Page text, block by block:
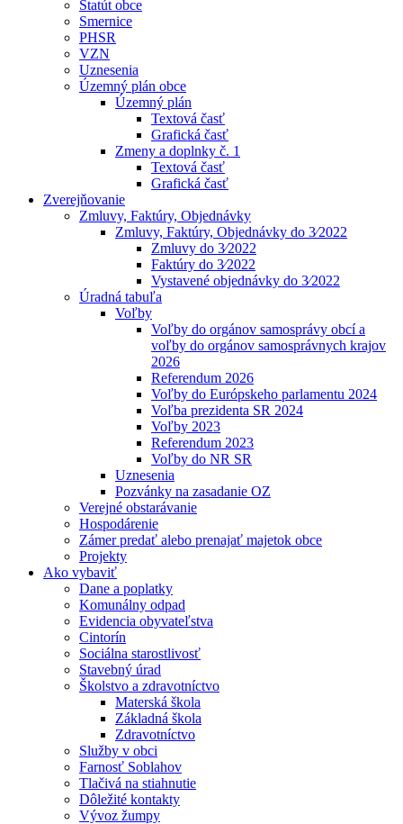
Štatút obce
Smernice
PHSR
VZN
Uznesenia
Územný plán obce
Územný plán
Textová časť
Grafická časť
Zmeny a doplnky č. 1
Textová časť
Grafická časť
Zverejňovanie
Zmluvy, Faktúry, Objednávky
Zmluvy, Faktúry, Objednávky do 3⁄2022
Zmluvy do 3⁄2022
Faktúry do 3⁄2022
Vystavené objednávky do 3⁄2022
Úradná tabuľa
Voľby
Voľby do orgánov samosprávy obcí a
voľby do orgánov samosprávnych krajov
2026
Referendum 2026
Voľby do Európskeho parlamentu 2024
Voľba prezidenta SR 2024
Voľby 2023
Referendum 2023
Voľby do NR SR
Uznesenia
Pozvánky na zasadanie OZ
Verejné obstarávanie
Hospodárenie
Zámer predať alebo prenajať majetok obce
Projekty
Ako vybaviť
Dane a poplatky
Komunálny odpad
Evidencia obyvateľstva
Cintorín
Sociálna starostlivosť
Stavebný úrad
Školstvo a zdravotníctvo
Materská škola
Základná škola
Zdravotníctvo
Služby v obci
Farnosť Soblahov
Tlačivá na stiahnutie
Dôležité kontakty
Vývoz žumpy